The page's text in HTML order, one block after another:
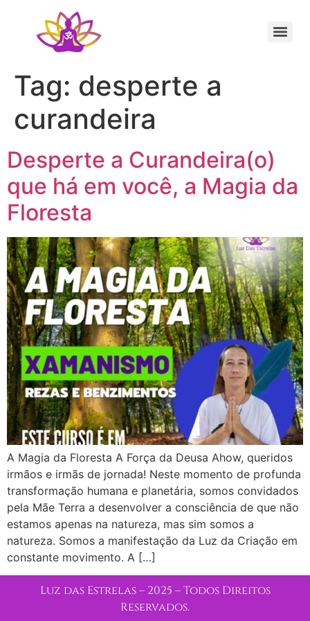
Tag: desperte a
curandeira
Desperte a Curandeira(o)
que há em você, a Magia da
Floresta
A Magia da Floresta A Força da Deusa Ahow, queridos
irmãos e irmãs de jornada! Neste momento de profunda
transformação humana e planetária, somos convidados
pela Mãe Terra a desenvolver a consciência de que não
estamos apenas na natureza, mas sim somos a
natureza. Somos a manifestação da Luz da Criação em
constante movimento. A […]
Luz das Estrelas – 2025 – Todos Direitos
Reservados.